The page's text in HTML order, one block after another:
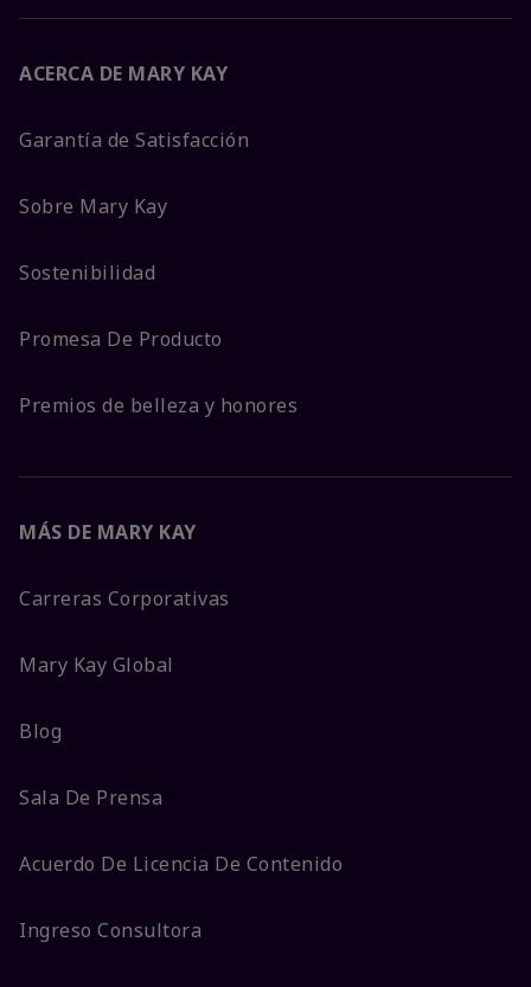
ACERCA DE MARY KAY
Garantía de Satisfacción
Sobre Mary Kay
Sostenibilidad
Promesa De Producto
Premios de belleza y honores
MÁS DE MARY KAY
Carreras Corporativas
Mary Kay Global
Blog
Sala De Prensa
Acuerdo De Licencia De Contenido
Ingreso Consultora